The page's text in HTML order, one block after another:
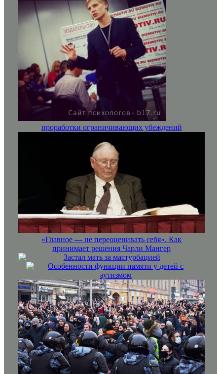
проработки ограничивающих убеждений
«Главное — не переоценивать себя». Как
принимает решения Чарли Мангер
Застал мать за мастурбацией
Особенности функции памяти у детей с
аутизмом